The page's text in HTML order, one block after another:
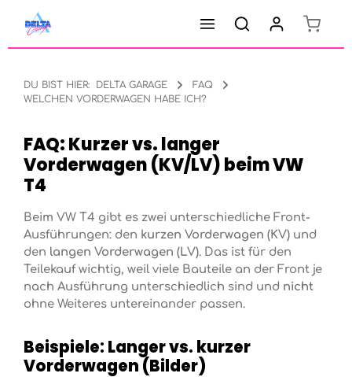
Zum Hauptinhalt springen
DU BIST HIER: DELTA GARAGE
FAQ
WELCHEN VORDERWAGEN HABE ICH?
FAQ: Kurzer vs. langer
Vorderwagen (KV/LV) beim VW
T4
Beim VW T4 gibt es zwei unterschiedliche Front-
Ausführungen: den kurzen Vorderwagen (KV) und
den langen Vorderwagen (LV). Das ist für den
Teilekauf wichtig, weil viele Bauteile an der Front je
nach Ausführung unterschiedlich sind und nicht
ohne Weiteres untereinander passen.
Beispiele: Langer vs. kurzer
Vorderwagen (Bilder)